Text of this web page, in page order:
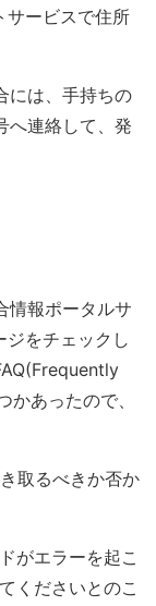
サービスで住所
には、手持ちの
へ連絡して、発
情報ポータルサ
ジをチェックし
あったので、
取るべきか否か
がエラーを起こ
くださいとのこ